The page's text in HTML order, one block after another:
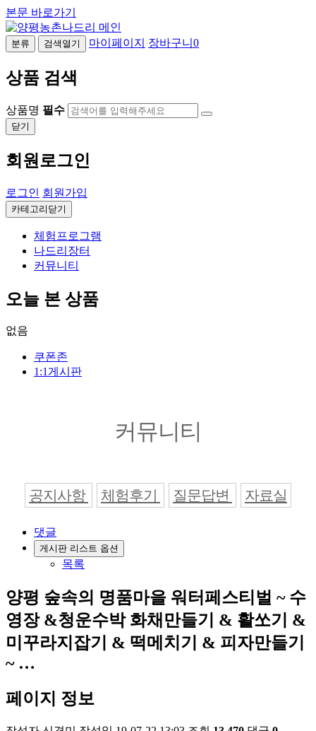
본문 바로가기
분류 검색열기 마이페이지 장바구니 0
상품 검색
상품명 필수
닫기
회원로그인
로그인 회원가입
카테고리닫기
체험프로그램
나드리장터
커뮤니티
오늘 본 상품
없음
쿠폰존
1:1게시판
커뮤니티
공지사항 체험후기 질문답변 자료실
댓글
게시판 리스트 옵션
목록
양평 숲속의 명품마을 워터페스티벌 ~ 수
영장 &청운수박 화채만들기 & 활쏘기 &
미꾸라지잡기 & 떡메치기 & 피자만들기
~ …
페이지 정보